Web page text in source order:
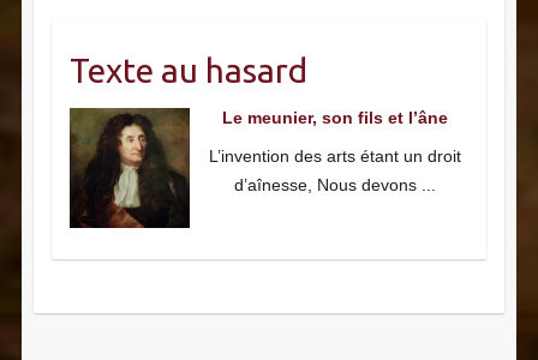
Texte au hasard
Le meunier, son fils et l’âne
L’invention des arts étant un droit
d’aînesse, Nous devons ...